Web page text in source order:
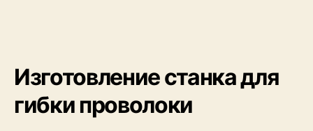
Изготовление станка для
гибки проволоки